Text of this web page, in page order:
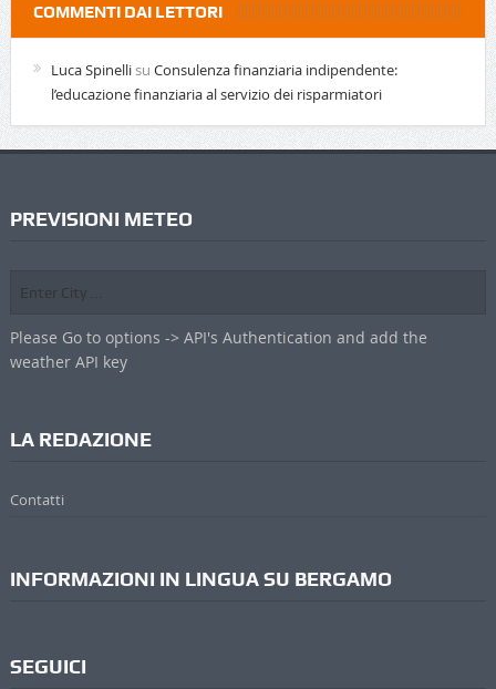
COMMENTI DAI LETTORI
Luca Spinellisu Consulenza finanziaria indipendente:
l’educazione finanziaria al servizio dei risparmiatori
PREVISIONI METEO
Please Go to options -> API's Authentication and add the
weather API key
LA REDAZIONE
Contatti
INFORMAZIONI IN LINGUA SU BERGAMO
SEGUICI